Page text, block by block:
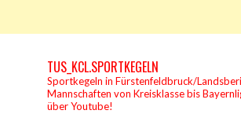
TUS_KCL.SPORTKEGELN
Sportkegeln in Fürstenfeldbruck/
Mannschaften von Kreisklasse bis
über Youtube!